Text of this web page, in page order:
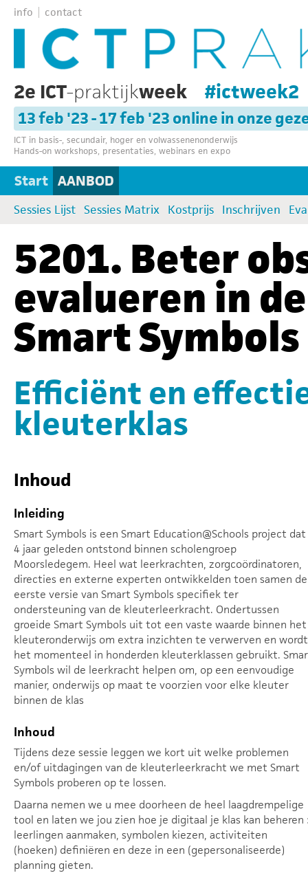
info contact
2e ICT-praktijkweek #ictweek2
13 feb '23 - 17 feb '23 online in onze
ICT in basis-, secundair, hoger en volwassenenonderwijs
Hands-on workshops, presentaties, webinars en expo
Start AANBOD
Sessies Lijst Sessies Matrix Kostprijs Inschrijven
5201. Beter
evalueren in
Smart Symbols
Efficiënt en
kleuterklas
Inhoud
Inleiding
Smart Symbols is een Smart Education@Schools project dat
4 jaar geleden ontstond binnen scholengroep
Moorsledegem. Heel wat leerkrachten, zorgcoördinatoren,
directies en externe experten ontwikkelden toen samen de
eerste versie van Smart Symbols specifiek ter
ondersteuning van de kleuterleerkracht. Ondertussen
groeide Smart Symbols uit tot een vaste waarde binnen het
kleuteronderwijs om extra inzichten te verwerven en wordt
het momenteel in honderden kleuterklassen gebruikt.
Symbols wil de leerkracht helpen om, op een eenvoudige
manier, onderwijs op maat te voorzien voor elke kleuter
binnen de klas
Inhoud
Tijdens deze sessie leggen we kort uit welke problemen
en/of uitdagingen van de kleuterleerkracht we met Smart
Symbols proberen op te lossen.
Daarna nemen we u mee doorheen de heel laagdrempelige
tool en laten we jou zien hoe je digitaal je klas kan beheren
leerlingen aanmaken, symbolen kiezen, activiteiten
(hoeken) definiëren en deze in een (gepersonaliseerde)
planning gieten.